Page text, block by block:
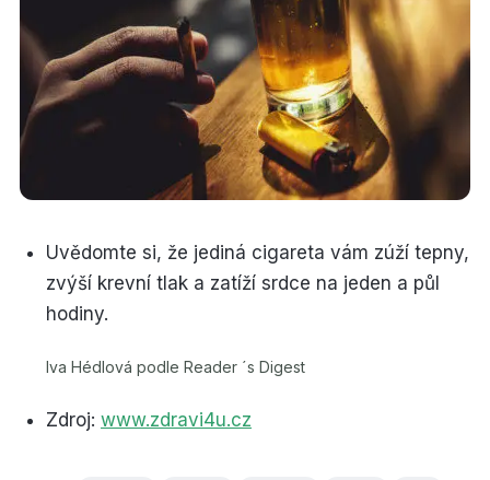
Uvědomte si, že jediná cigareta vám zúží tepny,
zvýší krevní tlak a zatíží srdce na jeden a půl
hodiny.
Iva Hédlová podle Reader ´s Digest
Zdroj: www.zdravi4u.cz